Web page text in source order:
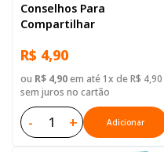
Conselhos Para
Compartilhar
R$ 4,90
ou R$ 4,90em até 1x de R$ 4,90
sem juros no cartão
- + Adicionar